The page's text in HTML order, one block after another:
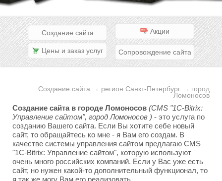
Создание сайта Акции
Цены и заказ услуг Сопровождение сайта
Создание сайта → регион Санкт-Петербург → город
Ломоносов
Создание сайта в городе Ломоносов (CMS "1C-Bitrix:
Управление сайтом", город Ломоносов ) - это услуга по
созданию Вашего сайта. Если Вы хотите себе новый
сайт, то обращайтесь ко мне - я Вам его создам. В
качестве системы управления сайтом предлагаю CMS
"1C-Bitrix: Управление сайтом", которую используют
очень много российских компаний. Если у Вас уже есть
сайт, но нужен какой-то дополнительный функционал, то
я так же могу Вам его реализовать.